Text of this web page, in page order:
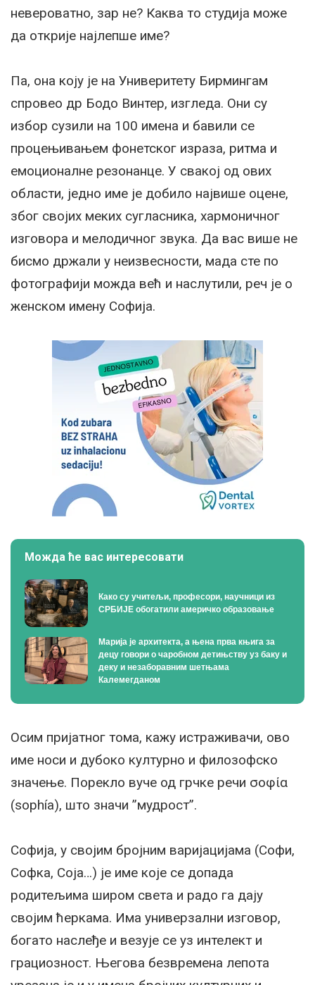
невероватно, зар не? Каква то студија може
да открије најлепше име?
Па, она коју је на Универитету Бирмингам
спровео др Бодо Винтер, изгледа. Они су
избор сузили на 100 имена и бавили се
процењивањем фонетског израза, ритма и
емоционалне резонанце. У свакој од ових
области, једно име је добило највише оцене,
због својих меких сугласника, хармоничног
изговора и мелодичног звука. Да вас више не
бисмо држали у неизвесности, мада сте по
фотографији можда већ и наслутили, реч је о
женском имену Софија.
Можда ће вас интересовати
Како су учитељи, професори, научници из
СРБИЈЕ обогатили америчко образовање
Марија је архитекта, а њена прва књига за
децу говори о чаробном детињству уз баку и
деку и незаборавним шетњама
Калемегданом
Осим пријатног тома, кажу истраживачи, ово
име носи и дубоко културно и филозофско
значење. Порекло вуче од грчке речи σοφία
(sophía), што значи ”мудрост”.
Софија, у својим бројним варијацијама (Софи,
Софка, Соја…) је име које се допада
родитељима широм света и радо га дају
својим ћеркама. Има универзални изговор,
богато наслеђе и везује се уз интелект и
грациозност. Његова безвремена лепота